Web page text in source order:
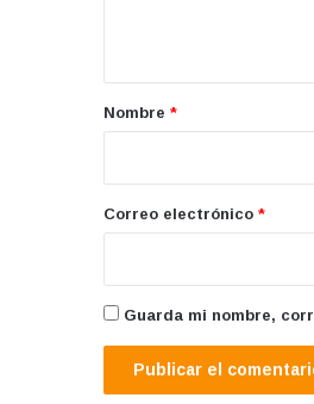
r
*
Nombre *
Correo electrónico *
Guarda mi nombre,